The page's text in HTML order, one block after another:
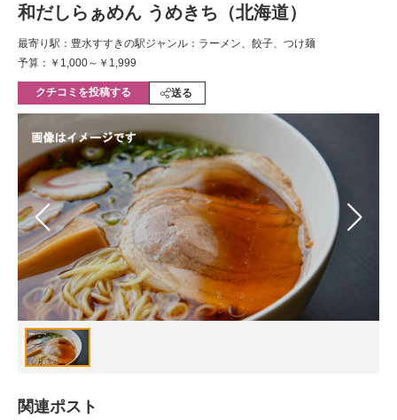
住まい 教育・育児
動物
会員記事
メディア
注目記事を集めた総合ページ
ITの今と未来を見通す
スマホと通信の最新トレンド
進化するPCとデバイスの未来
好きが集まる 比べて選べる
ビジネスと働き方のヒント
AI活用のいまが分かる
和だしらぁめん うめきち（北海道）
最寄り駅：豊水すすきの駅ジャンル：ラーメン、餃子、つけ麺
予算：￥1,000～￥1,999
クチコミを投稿する 送る
関連ポスト